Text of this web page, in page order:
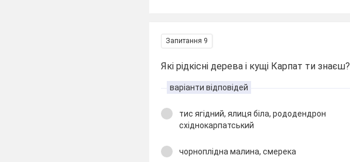
Запитання 9
Які рідкісні дерева і кущі Карпат ти знаєш?
варіанти відповідей
тис ягідний, ялиця біла, рододендрон
східнокарпатський
чорноплідна малина, смерека